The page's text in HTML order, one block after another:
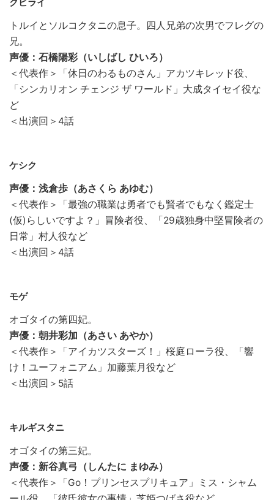
トルイとソルコクタニの息子。四人兄弟の次男でフレグの
兄。
声優：石橋陽彩（いしばし ひいろ）
＜代表作＞「休日のわるものさん」アカツキレッド役、
「シンカリオン チェンジ ザ ワールド」大成タイセイ役な
ど
＜出演回＞4話
ケシク
声優：浅倉歩（あさくら あゆむ）
＜代表作＞「最強の職業は勇者でも賢者でもなく鑑定士
(仮)らしいですよ？」冒険者役、「29歳独身中堅冒険者の
日常」村人役など
＜出演回＞4話
モゲ
オゴタイの第四妃。
声優：朝井彩加（あさい あやか）
＜代表作＞「アイカツスターズ！」桜庭ローラ役、「響
け！ユーフォニアム」加藤葉月役など
＜出演回＞5話
キルギスタニ
オゴタイの第三妃。
声優：新谷真弓（しんたに まゆみ）
＜代表作＞「Go！プリンセスプリキュア」ミス・シャム